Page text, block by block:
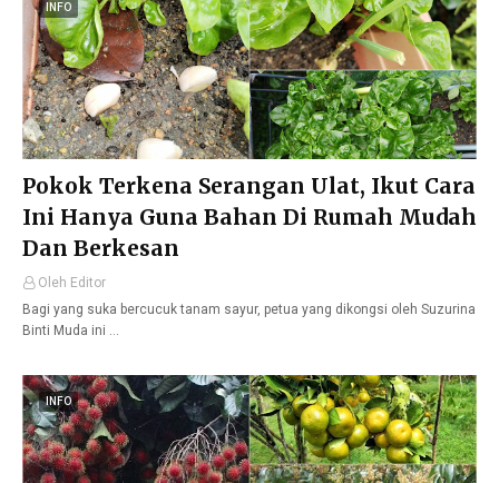
INFO
Pokok Terkena Serangan Ulat, Ikut Cara
Ini Hanya Guna Bahan Di Rumah Mudah
Dan Berkesan
Oleh Editor
Bagi yang suka bercucuk tanam sayur, petua yang dikongsi oleh Suzurina
Binti Muda ini …
INFO